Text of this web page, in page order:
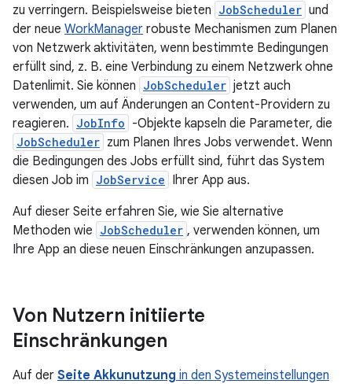
zu verringern. Beispielsweise bieten JobScheduler und
der neue WorkManager robuste Mechanismen zum Planen
von Netzwerk aktivitäten, wenn bestimmte Bedingungen
erfüllt sind, z. B. eine Verbindung zu einem Netzwerk ohne
Datenlimit. Sie können JobScheduler jetzt auch
verwenden, um auf Änderungen an Content-Providern zu
reagieren. JobInfo -Objekte kapseln die Parameter, die
JobScheduler zum Planen Ihres Jobs verwendet. Wenn
die Bedingungen des Jobs erfüllt sind, führt das System
diesen Job im JobService Ihrer App aus.
Auf dieser Seite erfahren Sie, wie Sie alternative
Methoden wie JobScheduler , verwenden können, um
Ihre App an diese neuen Einschränkungen anzupassen.
Von Nutzern initiierte
Einschränkungen
Auf der Seite Akkunutzung in den Systemeinstellungen